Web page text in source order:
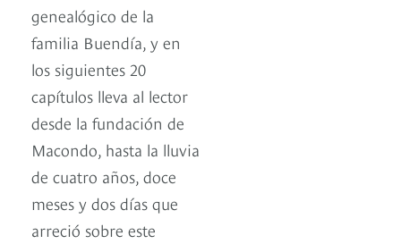
genealógico de la
familia Buendía, y en
los siguientes 20
capítulos lleva al lector
desde la fundación de
Macondo, hasta la lluvia
de cuatro años, doce
meses y dos días que
arreció sobre este